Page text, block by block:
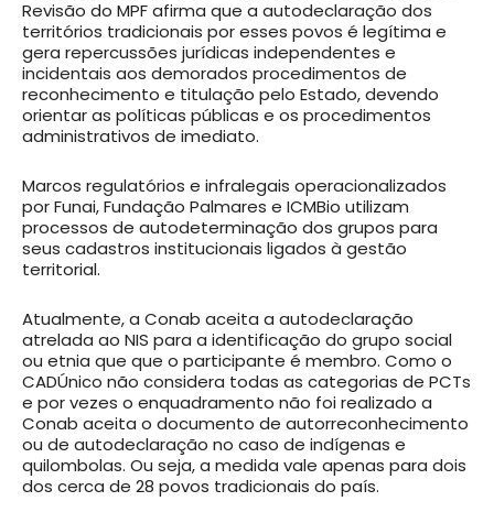
Revisão do MPF afirma que a autodeclaração dos
territórios tradicionais por esses povos é legítima e
gera repercussões jurídicas independentes e
incidentais aos demorados procedimentos de
reconhecimento e titulação pelo Estado, devendo
orientar as políticas públicas e os procedimentos
administrativos de imediato.
Marcos regulatórios e infralegais operacionalizados
por Funai, Fundação Palmares e ICMBio utilizam
processos de autodeterminação dos grupos para
seus cadastros institucionais ligados à gestão
territorial.
Atualmente, a Conab aceita a autodeclaração
atrelada ao NIS para a identificação do grupo social
ou etnia que que o participante é membro. Como o
CADÚnico não considera todas as categorias de PCTs
e por vezes o enquadramento não foi realizado a
Conab aceita o documento de autorreconhecimento
ou de autodeclaração no caso de indígenas e
quilombolas. Ou seja, a medida vale apenas para dois
dos cerca de 28 povos tradicionais do país.